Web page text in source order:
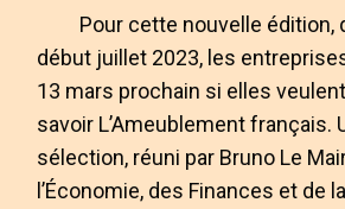
Pour cette nouvelle édition,
début juillet 2023, les
13 mars prochain si elles
savoir L’Ameublement français.
sélection, réuni par Bruno Le
l’Économie, des Finances et de